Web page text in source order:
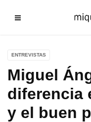
ENTREVISTAS
Miguel
diferencia
y el buen